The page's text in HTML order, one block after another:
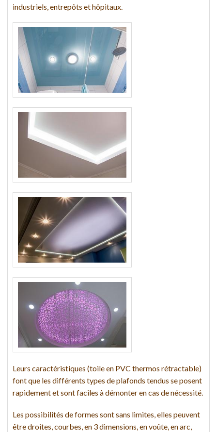
industriels, entrepôts et hôpitaux.
Leurs caractéristiques (toile en PVC thermos rétractable)
font que les différents types de plafonds tendus se posent
rapidement et sont faciles à démonter en cas de nécessité.
Les possibilités de formes sont sans limites, elles peuvent
être droites, courbes, en 3 dimensions, en voûte, en arc,